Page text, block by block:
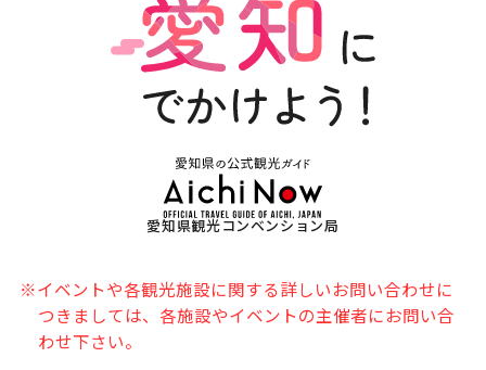
愛知県観光コンベンション局
※イベントや各観光施設に関する詳しいお問い合わせに
つきましては、各施設やイベントの主催者にお問い合
わせ下さい。